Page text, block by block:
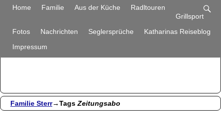
Home Familie Aus der Küche
Radltouren
Grillsport
Fotos
Nachrichten Seglersprüche
Katharinas Reiseblog
Impressum
Familie Sterr
Familie Sterr→Tags Zeitungsabo